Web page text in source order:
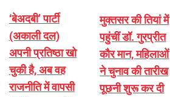
‘बेअदबी’ पार्टी
(अकाली दल)
अपनी प्रतिष्ठा खो
चुकी है, अब वह
राजनीति में वापसी
मुक्तसर की तियां में
पहुंचीं डॉ. गुरप्रीत
कौर मान, महिलाओं
ने चुनाव की तारीख
पूछनी शुरू कर दी